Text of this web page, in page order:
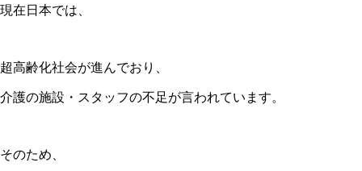
現在日本では、
超高齢化社会が進んでおり、
介護の施設・スタッフの不足が言われています。
そのため、